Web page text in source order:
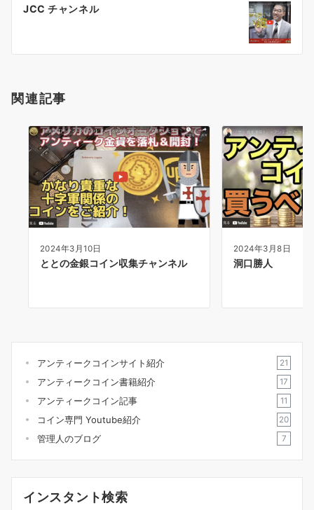
ン
JCC チャンネル
関連記事
2024年3月10日
ととの金銀コイン収集チャンネル
2024年3月8日
洞口勝人
アンティークコインサイト紹介 21
アンティークコイン書籍紹介 17
アンティークコイン記事 11
コイン専門 Youtube紹介 20
管理人のブログ 7
インスタント検索